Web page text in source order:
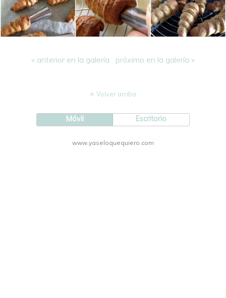
« anterior en la galería próximo en la galería »
Volver arriba
Móvil Escritorio
www.yaseloquequiero.com